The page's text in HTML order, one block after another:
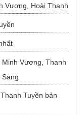
Vương, Hoài Thanh
Vương, Thanh
Tuyền bản